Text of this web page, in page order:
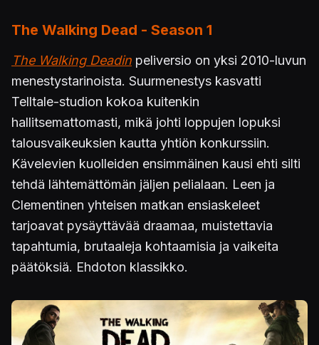
The Walking Dead - Season 1
The Walking Deadin peliversio on yksi 2010-luvun
menestystarinoista. Suurmenestys kasvatti
Telltale-studion kokoa kuitenkin
hallitsemattomasti, mikä johti loppujen lopuksi
talousvaikeuksien kautta yhtiön konkurssiin.
Kävelevien kuolleiden ensimmäinen kausi ehti silti
tehdä lähtemättömän jäljen pelialaan. Leen ja
Clementinen yhteisen matkan ensiaskeleet
tarjoavat pysäyttävää draamaa, muistettavia
tapahtumia, brutaaleja kohtaamisia ja vaikeita
päätöksiä. Ehdoton klassikko.